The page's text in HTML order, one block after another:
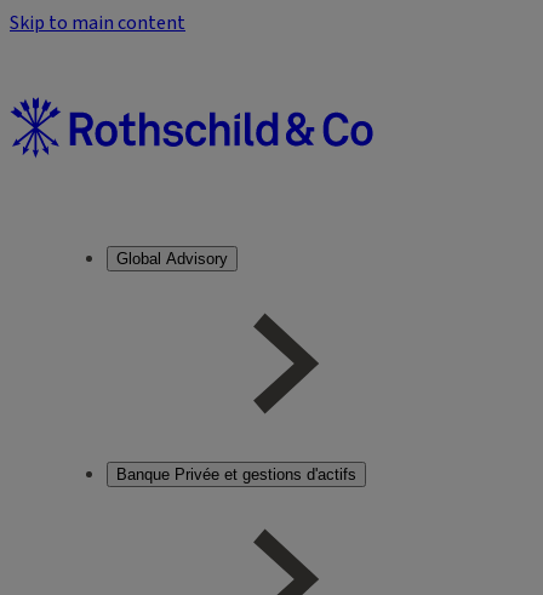
Skip to main content
Global Advisory
Banque Privée et gestions d'actifs